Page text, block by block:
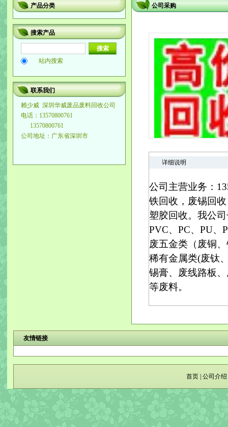
产品分类
搜索产品
站内搜索
联系我们
赖少威 深圳华威废品废料回收公司
电话：13570800761
13570800761
公司地址：广东省深圳市
公司采购
详细说明
公司主营业务：
铁回收，废锡回
塑胶回收。我公
PVC、PC、PU、
废五金类（废铜
稀有金属类(废钛
锡膏、废线路板
等废料。
友情链接
首页 公司介绍